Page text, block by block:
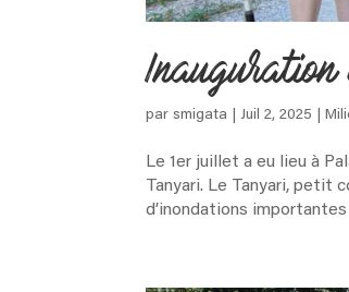
parsmigata |Juil 2, 2025 |
Le 1er juillet a eu lieu à
Tanyari. Le Tanyari, petit
d’inondations